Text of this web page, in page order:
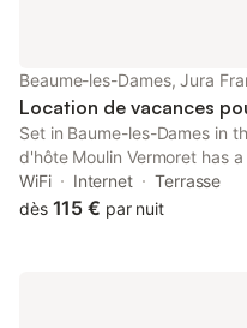
Beaume-les-Dames, Jura
Location de vacances
Set in Baume-les-Dames in
d'hôte Moulin Vermoret has
and breakfast offers
and breakfast is fitted with a
WiFi Internet
Terrasse
dès 115 € par nuit